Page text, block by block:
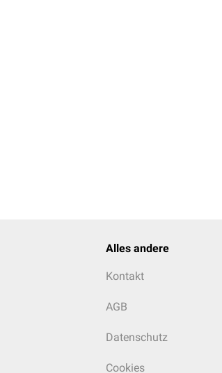
Alles andere
Kontakt
AGB
Datenschutz
Cookies